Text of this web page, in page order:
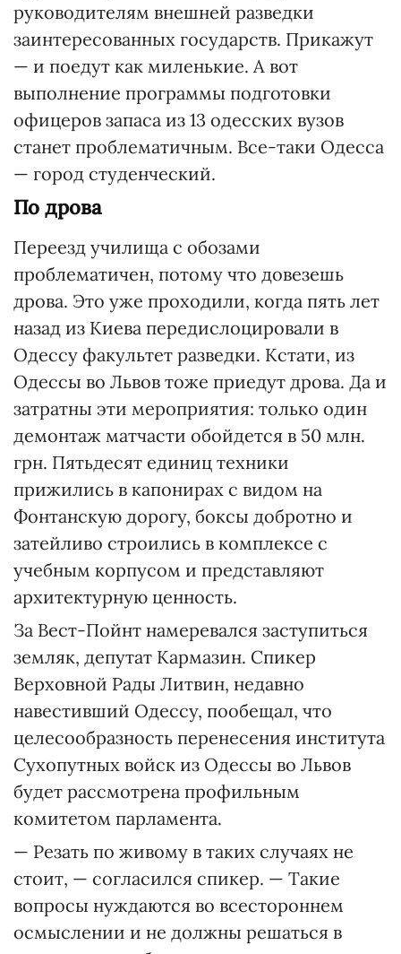
руководителям внешней разведки
заинтересованных государств. Прикажут
— и поедут как миленькие. А вот
выполнение программы подготовки
офицеров запаса из 13 одесских вузов
станет проблематичным. Все-таки Одесса
— город студенческий.
По дрова
Переезд училища с обозами
проблематичен, потому что довезешь
дрова. Это уже проходили, когда пять лет
назад из Киева передислоцировали в
Одессу факультет разведки. Кстати, из
Одессы во Львов тоже приедут дрова. Да и
затратны эти мероприятия: только один
демонтаж матчасти обойдется в 50 млн.
грн. Пятьдесят единиц техники
прижились в капонирах с видом на
Фонтанскую дорогу, боксы добротно и
затейливо строились в комплексе с
учебным корпусом и представляют
архитектурную ценность.
За Вест-Пойнт намеревался заступиться
земляк, депутат Кармазин. Спикер
Верховной Рады Литвин, недавно
навестивший Одессу, пообещал, что
целесообразность перенесения института
Сухопутных войск из Одессы во Львов
будет рассмотрена профильным
комитетом парламента.
— Резать по живому в таких случаях не
стоит, — согласился спикер. — Такие
вопросы нуждаются во всестороннем
осмыслении и не должны решаться в